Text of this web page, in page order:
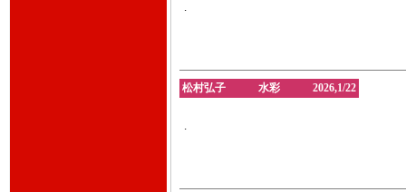
.
松村弘子 水彩 2026,1/22
.